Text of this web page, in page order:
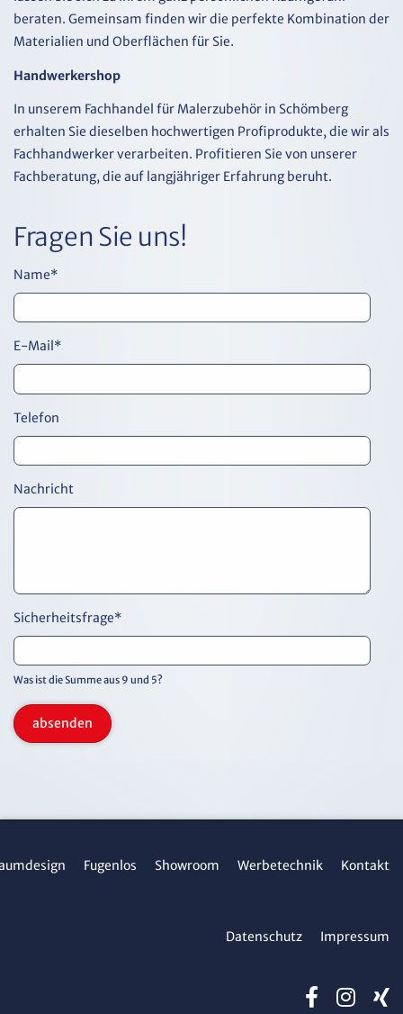
beraten. Gemeinsam finden wir die perfekte Kombination der
Materialien und Oberflächen für Sie.
Handwerkershop
In unserem Fachhandel für Malerzubehör in Schömberg
erhalten Sie dieselben hochwertigen Profiprodukte, die wir als
Fachhandwerker verarbeiten. Profitieren Sie von unserer
Fachberatung, die auf langjähriger Erfahrung beruht.
Fragen Sie uns!
Name*
E-Mail*
Telefon
Nachricht
Sicherheitsfrage*
Was ist die Summe aus 9 und 5?
absenden
Fugenlos Showroom Werbetechnik Kontakt
Datenschutz Impressum